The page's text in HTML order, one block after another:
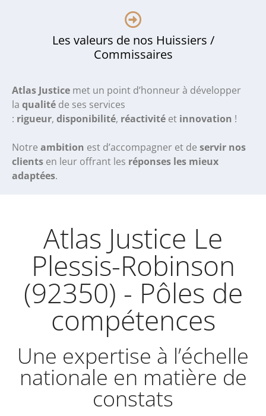
Les valeurs de nos Huissiers /
Commissaires
Atlas Justice met un point d’honneur à développer
la qualité de ses services
: rigueur, disponibilité, réactivité et innovation !
Notre ambition est d’accompagner et de servir nos
clients en leur offrant les réponses les mieux
adaptées.
Atlas Justice Le
Plessis-Robinson
(92350) - Pôles de
compétences
Une expertise à l’échelle
nationale en matière de
constats